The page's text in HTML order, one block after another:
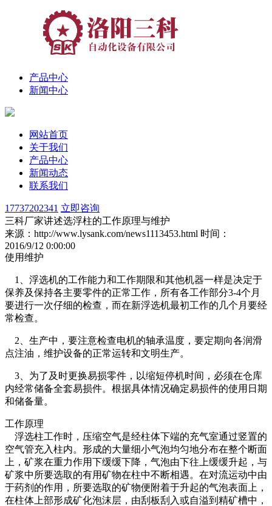
产品中心
新闻中心
网站首页
关于我们
产品中心
新闻动态
联系我们
17737202341 立即咨询
三科厂家讲述选浮柱的工作原理与维护
来源：http://www.lysank.com/news1113453.html 时间：
2016/9/12 0:00:00
使用维护
1、浮选机的工作能力和工作期限和其他机器一样是决定于
保养及保持各主要零件的正常工作，所有各工作部分3-4个月
要进行一次仔细的检查，而在新浮选机最初工作的几个月要经
常检查。
2、生产中，要注意检查电机的轴承温度，要定期向各润滑
点注油，维护设备的正常运转和文明生产。
3、为了及时更换易损零件，以缩短停机时间，必须在仓库
内经常储备全套易损件。根据具体情况确定易损件的使用日期
和储备量。
工作原理
浮选柱工作时，压缩空气是经柱体下端的充气室通过竖置的
空气管充入柱内。形成的大量细小气泡均匀地分布在整个断面
上，矿浆在重力作用下缓缓下降，气泡由下往上缓缓升起，与
矿浆中所要选取的有用矿物在柱中不断相遇。在对流运动中由
于药剂的作用，所要选取的矿物便附着于升起的气泡表面上，
在柱体上部形成矿化泡沫层，由刮板刮入或自溢到精矿槽中，